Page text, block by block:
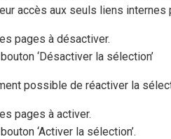
accès aux seuls liens internes
pages à désactiver.
‘Désactiver la sélection’
possible de réactiver la
pages à activer.
‘Activer la sélection’.